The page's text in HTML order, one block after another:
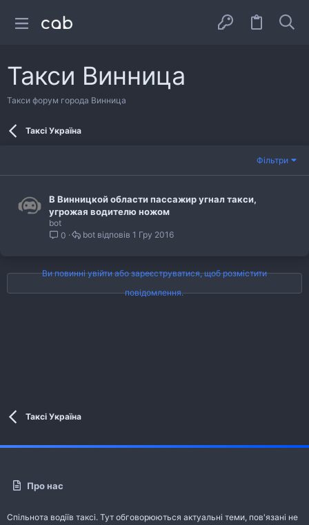
Такси Винница
Такси форум города Винница
Таксі Україна
Фільтри
В Винницкой области пассажир угнал такси,
угрожая водителю ножом
bot
0
1 Гру 2016
bot
Ви повинні увійти або зареєструватися, щоб розмістити
повідомлення.
Таксі Україна
Про нас
Спільнота водіїв таксі. Тут обговорюються актуальні теми, пов'язані не